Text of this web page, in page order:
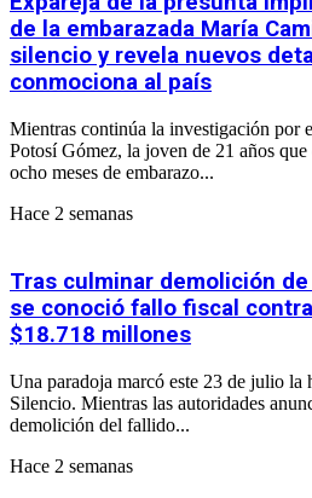
de la embarazada María
silencio y revela nuevos
conmociona al país
Mientras continúa la investigación por
Potosí Gómez, la joven de 21 años que
ocho meses de embarazo...
Hace 2 semanas
Tras culminar demolición
se conoció fallo fiscal
$18.718 millones
Una paradoja marcó este 23 de julio la
Silencio. Mientras las autoridades
demolición del fallido...
Hace 2 semanas